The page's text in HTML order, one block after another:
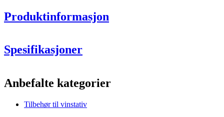
Produktinformasjon
ønsker å bestille den gamle modellen som matcher dine tidligere
modeller.
Materiale:
Spesifikasjoner
ProduktnummerS402
Generell
Anbefalte kategorier
Tilbehør til vinstativ